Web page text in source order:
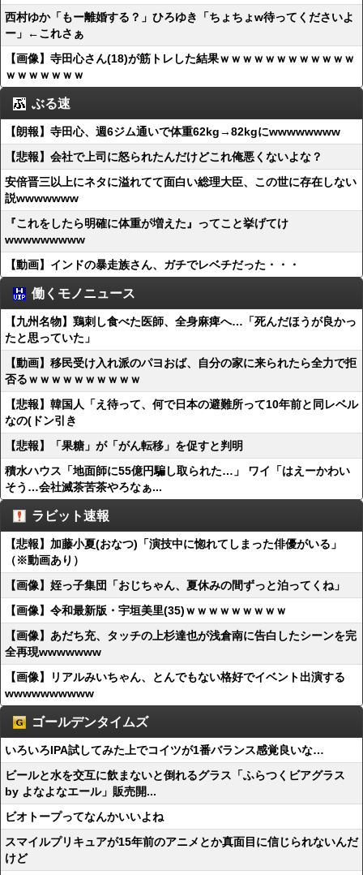
西村ゆか「もー離婚する？」ひろゆき「ちょちょw待ってくださいよ
ー」←これさぁ
【画像】寺田心さん(18)が筋トレした結果ｗｗｗｗｗｗｗｗｗｗｗｗ
ｗｗｗｗｗｗｗ
ぶる速
【朗報】寺田心、週6ジム通いで体重62kg→82kgにwwwwwwww
【悲報】会社で上司に怒られたんだけどこれ俺悪くないよな？
安倍晋三以上にネタに溢れてて面白い総理大臣、この世に存在しない
説wwwwwww
『これをしたら明確に体重が増えた』ってこと挙げてけ
wwwwwwwww
【動画】インドの暴走族さん、ガチでレベチだった・・・
働くモノニュース
【九州名物】鶏刺し食べた医師、全身麻痺へ…「死んだほうが良かっ
たと思っていた」
【動画】移民受け入れ派のパヨおば、自分の家に来られたら全力で拒
否るｗｗｗｗｗｗｗｗｗｗ
【悲報】韓国人「え待って、何で日本の避難所って10年前と同レベル
なの(ドン引き
【悲報】「果糖」が「がん転移」を促すと判明
積水ハウス「地面師に55億円騙し取られた…」 ワイ「はえーかわい
そう…会社滅茶苦茶やろなぁ...
ラビット速報
【悲報】加藤小夏(おなつ)「演技中に惚れてしまった俳優がいる」
（※動画あり）
【画像】姪っ子集団「おじちゃん、夏休みの間ずっと泊ってくね」
【画像】令和最新版・宇垣美里(35)ｗｗｗｗｗｗｗｗｗ
【画像】あだち充、タッチの上杉達也が浅倉南に告白したシーンを完
全再現wwwwwww
【画像】リアルみいちゃん、とんでもない格好でイベント出演する
wwwwwwwwww
ゴールデンタイムズ
いろいろIPA試してみた上でコイツが1番バランス感覚良いな…
ビールと水を交互に飲まないと倒れるグラス「ふらつくビアグラス
by よなよなエール」販売開...
ビオトープってなんかいいよね
スマイルプリキュアが15年前のアニメとか真面目に信じられないんだ
けど